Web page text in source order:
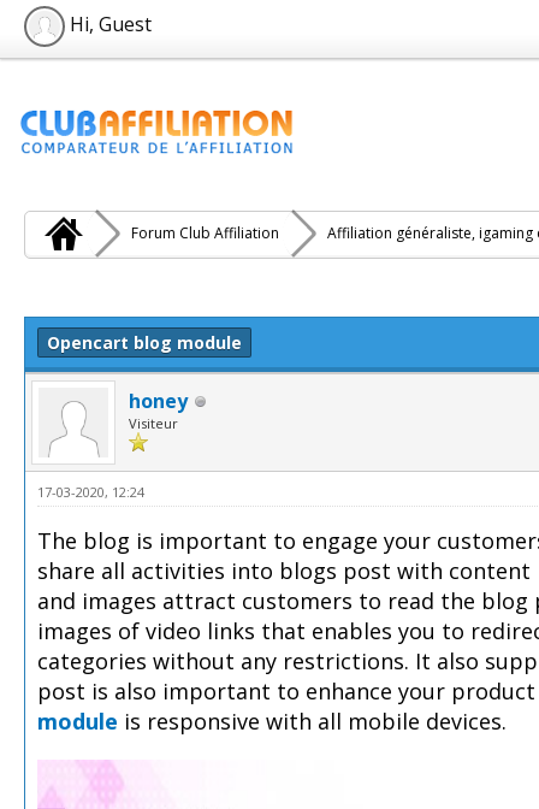
Hi, Guest
Forum Club Affiliation Affiliation généraliste, igaming
Opencart blog module
honey
Visiteur
17-03-2020, 12:24
The blog is important to engage your
share all activities into blogs post with
and images attract customers to read the
images of video links that enables you to
categories without any restrictions. It also
post is also important to enhance your
module is responsive with all mobile devices.